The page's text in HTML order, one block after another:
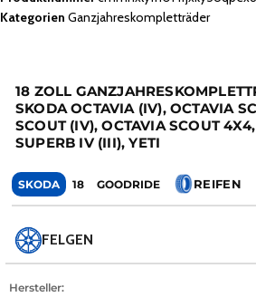
Kategorien Ganzjahreskompletträder
18 ZOLL
SKODA OCTAVIA (IV), OCTAVIA
SCOUT (IV), OCTAVIA SCOUT
SUPERB IV (III), YETI
SKODA 18 GOODRIDE REIFEN
FELGEN
Hersteller: